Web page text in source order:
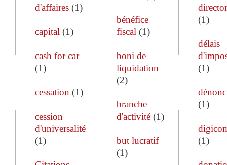
d'affaires (1)
capital (1)
cash for car
(1)
cessation (1)
cession
d'universalité
(1)
bénéfice
fiscal (1)
boni de
liquidation
(2)
branche
d'activité(1)
but lucratif
(1)
(1)
délais
(1)
(1)
(1)